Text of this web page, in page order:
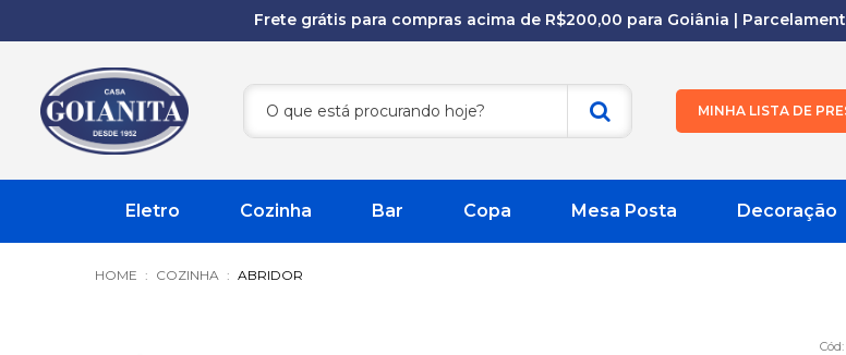
Frete grátis para compras acima de R$200,00 para Goiânia |
MINHA LISTA DE
Eletro Cozinha Bar Copa Mesa Posta Decoração
COZINHA ABRIDOR